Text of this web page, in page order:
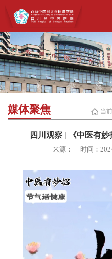
当
媒体聚焦
四川观察 | 《中医有
来源： 时间：